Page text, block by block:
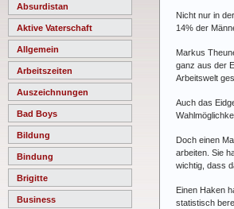
Absurdistan
Aktive Vaterschaft
Allgemein
Arbeitszeiten
Auszeichnungen
Bad Boys
Bildung
Bindung
Brigitte
Business
Nicht nur in
14% der
Markus
ganz aus der
Arbeitswelt
Auch das
Doch einen
arbeiten. Sie
wichtig, dass
Einen Haken
statistisch